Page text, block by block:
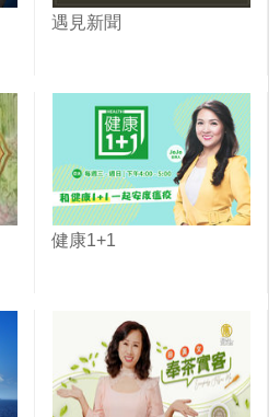
遇見新聞
健康1+1